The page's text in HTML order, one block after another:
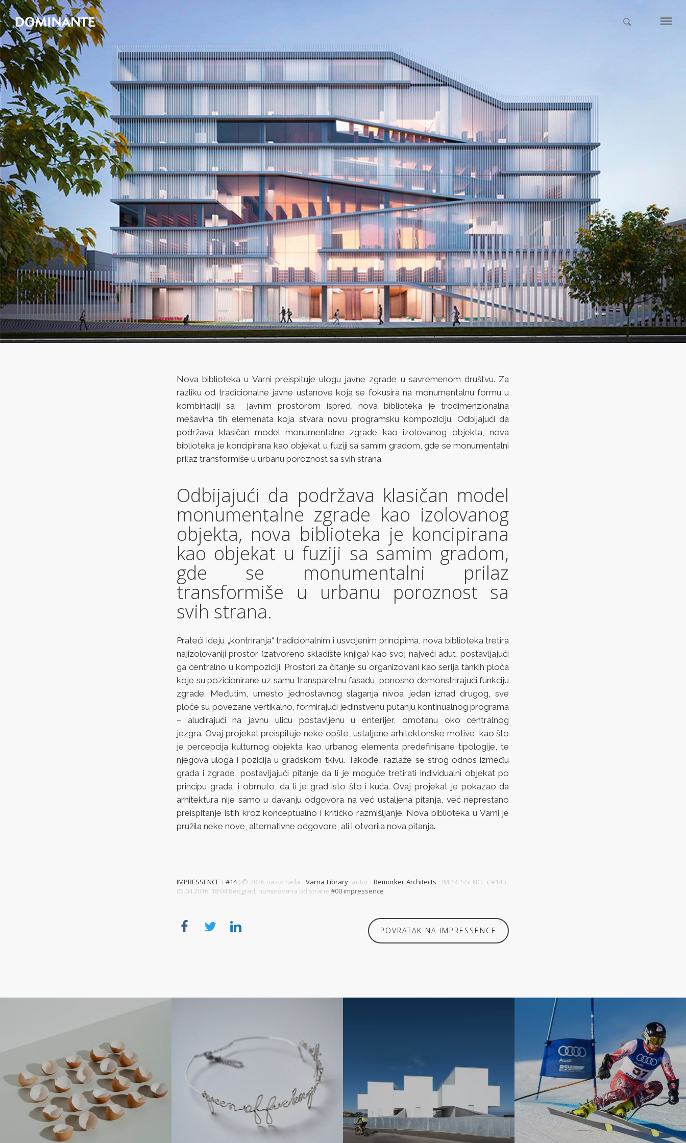
Nova biblioteka u Varni preispituje ulogu javne zgrade u savremenom društvu. Za
razliku od tradicionalne javne ustanove koja se fokusira na monumentalnu formu u
kombinaciji sa javnim prostorom ispred, nova biblioteka je trodimenzionalna
mešavina tih elemenata koja stvara novu programsku kompoziciju. Odbijajući da
podržava klasičan model monumentalne zgrade kao izolovanog objekta, nova
biblioteka je koncipirana kao objekat u fuziji sa samim gradom, gde se monumentalni
prilaz transformiše u urbanu poroznost sa svih strana.
Odbijajući da podržava klasičan model
monumentalne zgrade kao izolovanog
objekta, nova biblioteka je koncipirana
kao objekat u fuziji sa samim gradom,
gde se monumentalni prilaz
transformiše u urbanu poroznost sa
svih strana.
Prateći ideju „kontriranja“ tradicionalnim i usvojenim principima, nova biblioteka tretira
najizolovaniji prostor (zatvoreno skladište knjiga) kao svoj najveći adut, postavljajući
ga centralno u kompoziciji. Prostori za čitanje su organizovani kao serija tankih ploča
koje su pozicionirane uz samu transparetnu fasadu, ponosno demonstrirajući funkciju
zgrade. Međutim, umesto jednostavnog slaganja nivoa jedan iznad drugog, sve
ploče su povezane vertikalno, formirajući jedinstvenu putanju kontinualnog programa
– aludirajući na javnu ulicu postavljenu u enterijer, omotanu oko centralnog
jezgra. Ovaj projekat preispituje neke opšte, ustaljene arhitektonske motive, kao što
je percepcija kulturnog objekta kao urbanog elementa predefinisane tipologije, te
njegova uloga i pozicija u gradskom tkivu. Takođe, razlaže se strog odnos između
grada i zgrade, postavljajući pitanje da li je moguće tretirati individualni objekat po
principu grada, i obrnuto, da li je grad isto što i kuća. Ovaj projekat je pokazao da
arhitektura nije samo u davanju odgovora na već ustaljena pitanja, već neprestano
preispitanje istih kroz konceptualno i kritičko razmišljanje. Nova biblioteka u Varni je
pružila neke nove, alternativne odgovore, ali i otvorila nova pitanja.
IMPRESSENCE ( #14) ©2026 naziv rada : Varna Library, autor :Remorker Architects ; IMPRESSENCE ( #14 ) ;
05.04.2016. 18:04 Beograd; nominovana od strane #00 impressence
POVRATAK NA IMPRESSENCE